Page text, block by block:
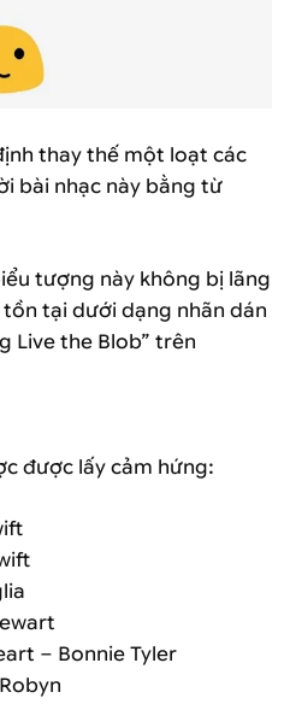
thay thế một loạt các
bài nhạc này bằng từ
tượng này không bị lãng
tại dưới dạng nhãn dán
Live the Blob” trên
được lấy cảm hứng:
– Bonnie Tyler